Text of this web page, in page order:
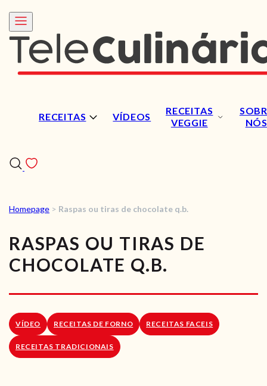
RECEITAS VÍDEOS
RECEITAS
VEGGIE
NÓS
RECEITAS
VÍDEOS
RECEITAS VEGGIE
LOJA ONLINE
Homepage > Raspas ou tiras de chocolate q.b.
RASPAS OU TIRAS DE
CHOCOLATE Q.B.
VÍDEO RECEITAS DE FORNO RECEITAS FACEIS
RECEITAS TRADICIONAIS